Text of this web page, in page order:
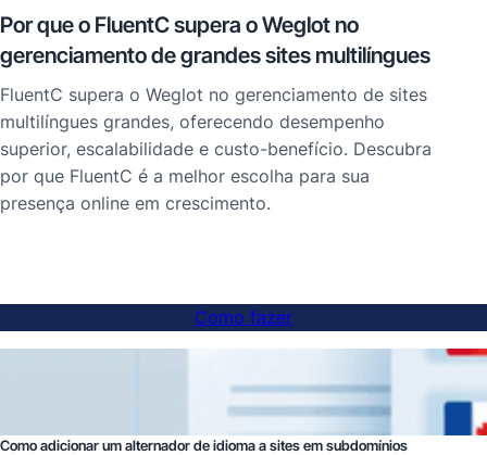
Por que o FluentC supera o Weglot no
gerenciamento de grandes sites multilíngues
FluentC supera o Weglot no gerenciamento de sites
multilíngues grandes, oferecendo desempenho
superior, escalabilidade e custo-benefício. Descubra
por que FluentC é a melhor escolha para sua
presença online em crescimento.
Como fazer
Como adicionar um alternador de idioma a sites em subdomínios